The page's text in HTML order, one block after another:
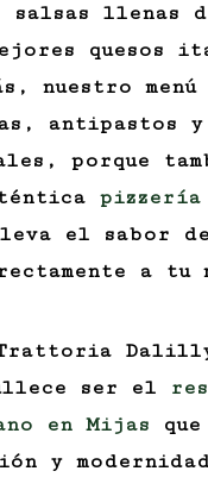
salsas llenas
quesos
nuestro
antipastos y
porque
pizzería
el sabor
a tu
ser el
en Mijas que
y